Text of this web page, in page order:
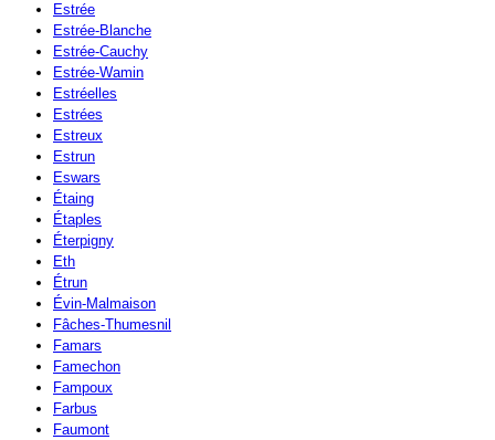
Estrée
Estrée-Blanche
Estrée-Cauchy
Estrée-Wamin
Estréelles
Estrées
Estreux
Estrun
Eswars
Étaing
Étaples
Éterpigny
Eth
Étrun
Évin-Malmaison
Fâches-Thumesnil
Famars
Famechon
Fampoux
Farbus
Faumont